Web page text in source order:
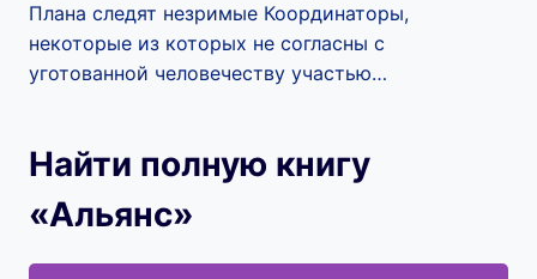
Плана следят незримые Координаторы,
некоторые из которых не согласны с
уготованной человечеству участью…
Найти полную книгу
«Альянс»